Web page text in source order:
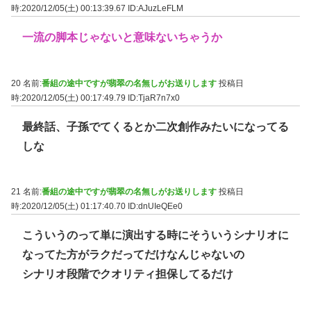
時:2020/12/05(土) 00:13:39.67
ID:AJuzLeFLM
一流の脚本じゃないと意味ないちゃうか
20 名前:番組の途中ですが翡翠の名無しがお送りします 投稿日
時:2020/12/05(土) 00:17:49.79 ID:TjaR7n7x0
最終話、子孫でてくるとか二次創作みたいになってる
しな
21 名前:番組の途中ですが翡翠の名無しがお送りします 投稿日
時:2020/12/05(土) 01:17:40.70 ID:dnUIeQEe0
こういうのって単に演出する時にそういうシナリオに
なってた方がラクだってだけなんじゃないの
シナリオ段階でクオリティ担保してるだけ